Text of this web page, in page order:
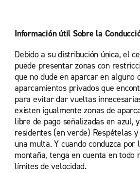
Información útil Sobre la
Debido a su distribución única, el
puede presentar zonas con
que no dude en aparcar en alguno
aparcamientos privados que
para evitar dar vueltas
existen igualmente zonas de
libre de pago señalizadas en azul,
residentes (en verde) Respételas
una multa. Y cuando conduzca
montaña, tenga en cuenta en todo
límites de velocidad.